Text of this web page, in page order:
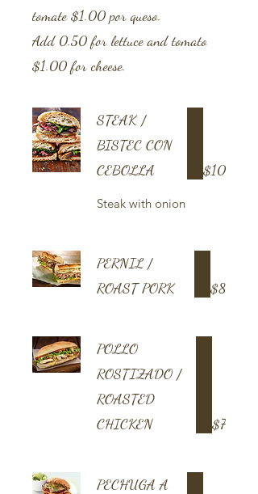
tomate $1.00 por queso.
Add 0.50 for lettuce and tomato
$1.00 for cheese.
STEAK /
BISTEC CON
CEBOLLA
Steak with onion
$10
PERNIL /
ROAST PORK
$8
POLLO
ROSTIZADO /
ROASTED
CHICKEN
$7
PECHUGA A